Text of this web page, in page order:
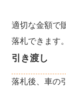
適切な金額で
落札できます。
引き渡し
落札後、車の